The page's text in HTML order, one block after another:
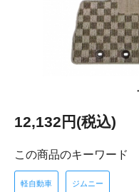
12,132円(税込)
この商品のキーワード
軽自動車 ジムニー